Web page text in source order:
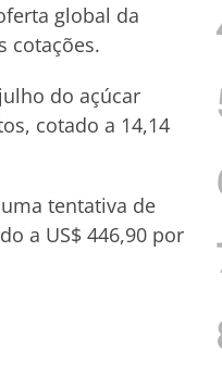
global da
cotações.
do açúcar
cotado a 14,14
tentativa de
a US$ 446,90 por